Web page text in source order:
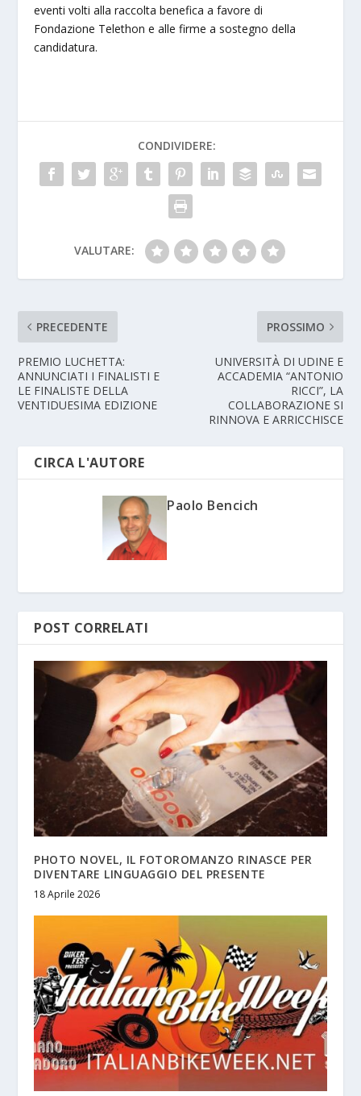
eventi volti alla raccolta benefica a favore di
Fondazione Telethon e alle firme a sostegno della
candidatura.
CONDIVIDERE:
VALUTARE:
PRECEDENTE
PREMIO LUCHETTA:
ANNUNCIATI I FINALISTI E
LE FINALISTE DELLA
VENTIDUESIMA EDIZIONE
PROSSIMO
UNIVERSITÀ DI UDINE E
ACCADEMIA “ANTONIO
RICCI”, LA
COLLABORAZIONE SI
RINNOVA E ARRICCHISCE
CIRCA L'AUTORE
Paolo Bencich
POST CORRELATI
PHOTO NOVEL, IL FOTOROMANZO RINASCE PER
DIVENTARE LINGUAGGIO DEL PRESENTE
18 Aprile 2026